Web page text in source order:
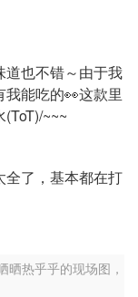
道也不错～由于我
能吃的👀这款里
~~~
全了，基本都在打
晒热乎乎的现场图，